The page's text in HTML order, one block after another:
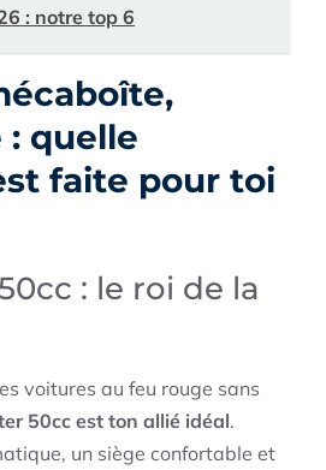
: notre top 6
quelle
faite pour toi
: le roi de la
voitures au feu rouge sans
50cc est ton allié idéal.
un siège confortable et